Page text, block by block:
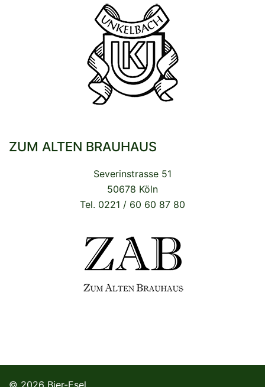
ZUM ALTEN BRAUHAUS
Severinstrasse 51
50678 Köln
Tel. 0221 / 60 60 87 80